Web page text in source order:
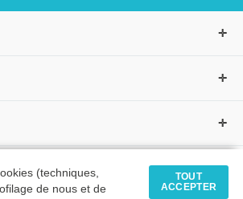
(techniques,
de nous et de
TOUT
ACCEPTER